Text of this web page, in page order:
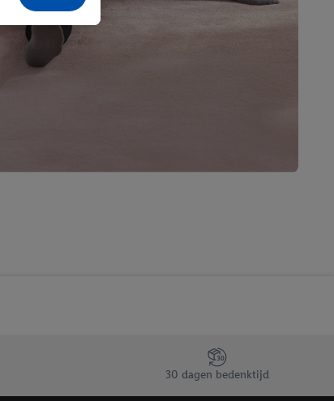
30 dagen bedenktijd
waarin je
te plaatsen
gehashte e-